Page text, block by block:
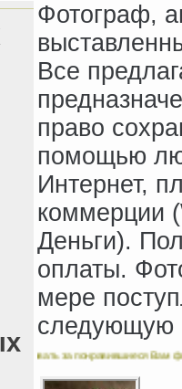
Фотограф,
Все
право
помощью
Интернет,
коммерции
Деньги).
оплаты.
мере
следующую
за понравившиеся Вам